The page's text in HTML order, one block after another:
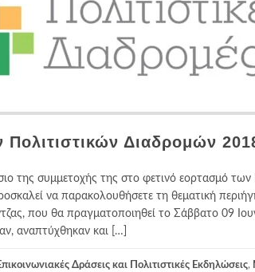
Διαδρομών
της συμμετοχής της στο φετινό εορτασμό
να παρακολουθήσετε τη θεματική
που θα πραγματοποιηθεί το Σάββατο 09
αναπτύχθηκαν και […]
Δράσεις και Πολιτιστικές Εκδηλώσεις,